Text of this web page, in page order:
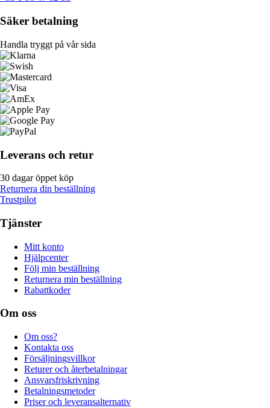
Säker betalning
Handla tryggt på vår sida
Leverans och retur
30 dagar öppet köp
Returnera din beställning
Trustpilot
Tjänster
Mitt konto
Hjälpcenter
Följ min beställning
Returnera min beställning
Rabattkoder
Om oss
Om oss?
Kontakta oss
Försäljningsvillkor
Returer och återbetalningar
Ansvarsfriskrivning
Betalningsmetoder
Priser och leveransalternativ